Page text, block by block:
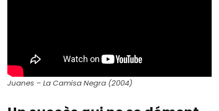
Juanes – La Camisa Negra (2004)